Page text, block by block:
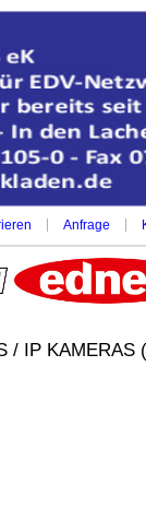
Anfrage
/ IP KAMERAS